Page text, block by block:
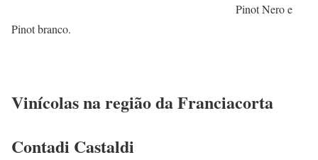
Pinot Nero e
Pinot branco.
Vinícolas na região da Franciacorta
Contadi Castaldi